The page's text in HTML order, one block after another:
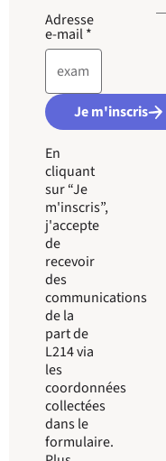
Adresse
e-mail*
Je m'inscris
En
cliquant
sur “Je
m'inscris”,
j'accepte
de
recevoir
des
communications
de la
part de
L214 via
les
coordonnées
collectées
dans le
formulaire.